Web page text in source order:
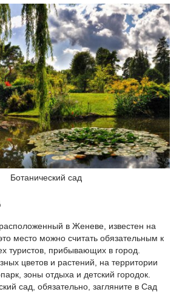
Ботанический сад
в Женеве, известен на
место можно считать обязательным к
туристов, прибывающих в город.
цветов и растений, на территории
зоны отдыха и детский городок.
сад, обязательно, загляните в Сад